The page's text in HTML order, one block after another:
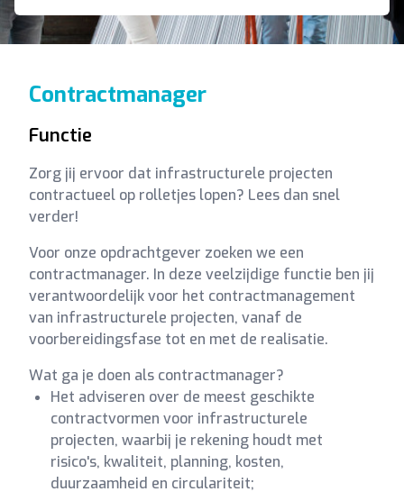
Contractmanager
Functie
Zorg jij ervoor dat infrastructurele projecten
contractueel op rolletjes lopen? Lees dan snel
verder!
Voor onze opdrachtgever zoeken we een
contractmanager. In deze veelzijdige functie ben jij
verantwoordelijk voor het contractmanagement
van infrastructurele projecten, vanaf de
voorbereidingsfase tot en met de realisatie.
Wat ga je doen als contractmanager?
Het adviseren over de meest geschikte
contractvormen voor infrastructurele
projecten, waarbij je rekening houdt met
risico's, kwaliteit, planning, kosten,
duurzaamheid en circulariteit;